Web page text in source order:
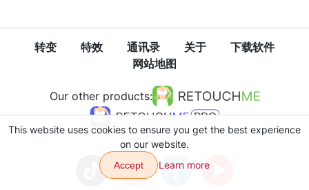
转变 特效 通讯录 关于
下载软件
网站地图
Our other products:
This website uses cookies to ensure you get the best experience
on our website.
Accept Learn more